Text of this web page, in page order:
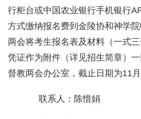
行柜台或中国农业银行手机银行
方式缴纳报名费到金陵协和神学
两会将考生报名表及材料（一式
凭证作为附件（详见招生简章）
督教两会办公室，截止日期为11月
联系人：陈惜娟